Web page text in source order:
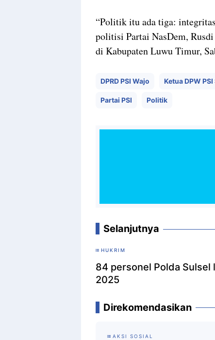
“Politik itu ada tiga:
politisi Partai NasDem,
di Kabupaten Luwu Timur,
DPRD PSI Wajo Ketua DPW
Partai PSI Politik
Selanjutnya
HUKRIM
84 personel Polda Sulsel
2025
Direkomendasikan
AKSI SOSIAL